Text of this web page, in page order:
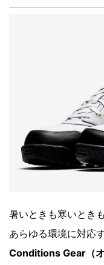
暑いときも寒いとき
あらゆる環境に対応
Conditions Gear（